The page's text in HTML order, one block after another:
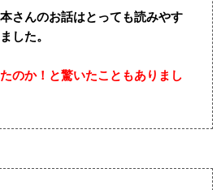
さんのお話はとっても読みやす
した。
のか！と驚いたこともありまし